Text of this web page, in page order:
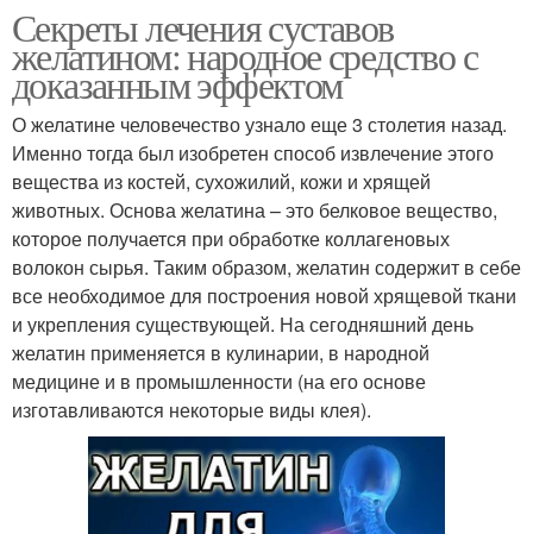
Секреты лечения суставов
желатином: народное средство с
доказанным эффектом
О желатине человечество узнало еще 3 столетия назад.
Именно тогда был изобретен способ извлечение этого
вещества из костей, сухожилий, кожи и хрящей
животных. Основа желатина – это белковое вещество,
которое получается при обработке коллагеновых
волокон сырья. Таким образом, желатин содержит в себе
все необходимое для построения новой хрящевой ткани
и укрепления существующей. На сегодняшний день
желатин применяется в кулинарии, в народной
медицине и в промышленности (на его основе
изготавливаются некоторые виды клея).